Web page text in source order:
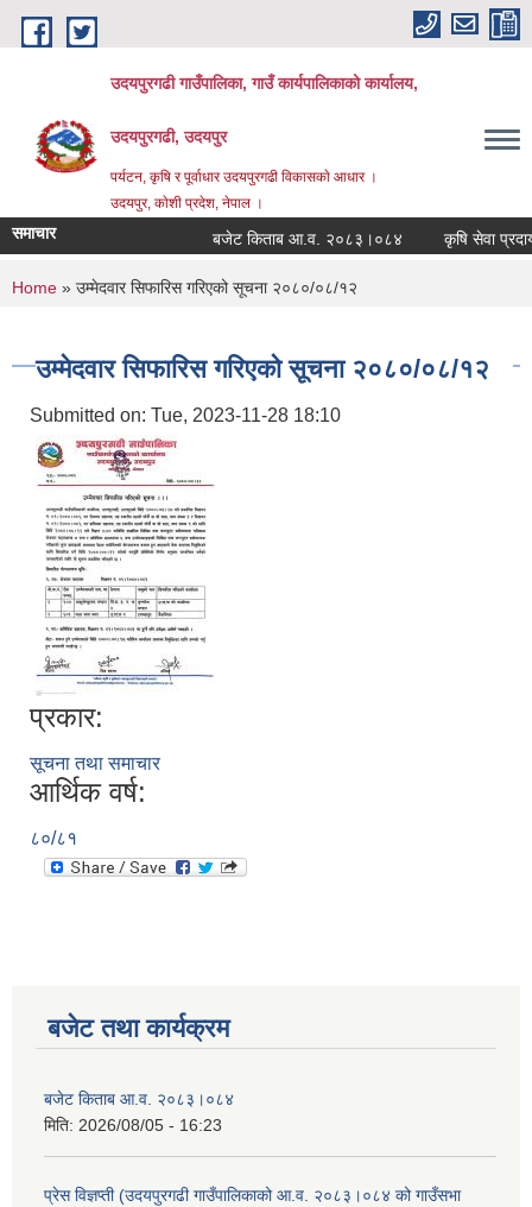
Skip to main content
उदयपुरगढी गाउँपालिका, गाउँ कार्यपालिकाको कार्यालय,
उदयपुरगढी, उदयपुर
पर्यटन, कृषि र पूर्वाधार उदयपुरगढी विकासकाे आधार ।
उदयपुर, काेशी प्रदेश, नेपाल ।
समाचार बजेट किताब आ.व. २०८३।०८४ कृषि सेवा
You are here
Home » उम्मेदवार सिफारिस गरिएको सूचना २०८०/०८/१२
उम्मेदवार सिफारिस गरिएको सूचना २०८०/०८/१२
Submitted on: Tue, 2023-11-28 18:10
प्रकार:
सूचना तथा समाचार
आर्थिक वर्ष:
८०/८१
बजेट तथा कार्यक्रम
बजेट किताब आ.व. २०८३।०८४
मिति: 2026/08/05 - 16:23
प्रेस विज्ञप्ती (उदयपुरगढी गाउँपालिकाको आ.व. २०८३।०८४ को गाउँसभा